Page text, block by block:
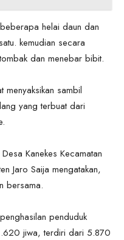
helai daun dan
kemudian secara
dan menebar bibit.
menyaksikan sambil
yang terbuat dari
Kanekes Kecamatan
Jaro Saija mengatakan,
bersama.
penduduk
jiwa, terdiri dari 5.870